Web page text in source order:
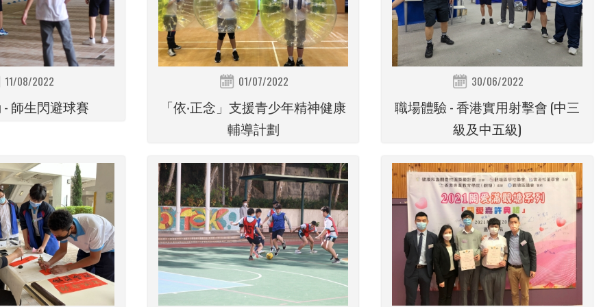
11/08/2022
師生閃避球賽
01/07/2022
「依‧正念」支援青少年精神健康
輔導計劃
30/06/2022
職場體驗 - 香港實用射擊會 (中三
級及中五級)